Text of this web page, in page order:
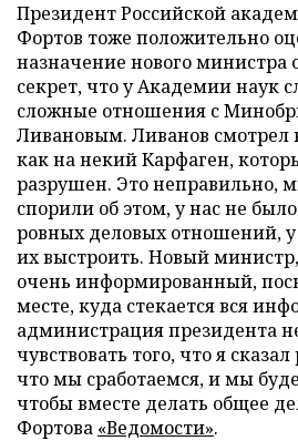
Президент Российской
Фортов тоже положительно
назначение нового министра
секрет, что у Академии наук
сложные отношения с
Ливановым. Ливанов
как на некий Карфаген,
разрушен. Это неправильно,
спорили об этом, у нас не
ровных деловых отношений, у
их выстроить. Новый
очень информированный,
месте, куда стекается вся
администрация президента
чувствовать того, что я
что мы сработаемся, и мы
чтобы вместе делать общее
Фортова «Ведомости».